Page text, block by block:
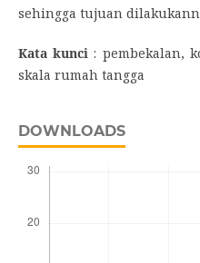
sehingga tujuan
Kata kunci : pembekalan,
skala rumah tangga
DOWNLOADS